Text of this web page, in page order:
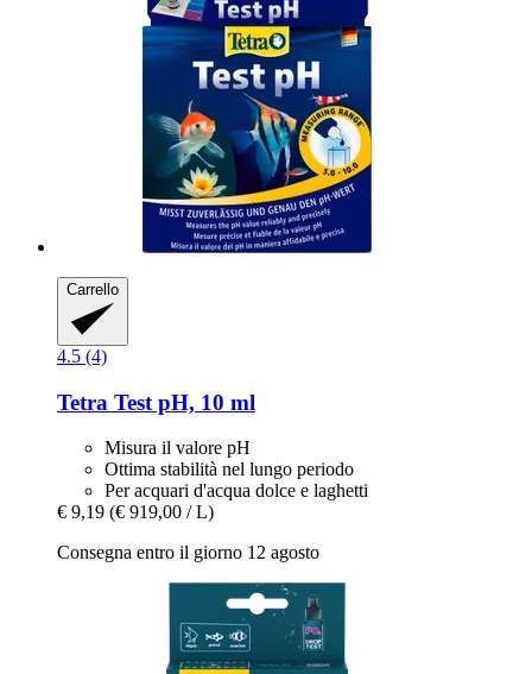
Carrello
4.5 (4)
Tetra Test pH, 10 ml
Misura il valore pH
Ottima stabilità nel lungo periodo
Per acquari d'acqua dolce e laghetti
€ 9,19 (€ 919,00 / L)
Consegna entro il giorno 12 agosto